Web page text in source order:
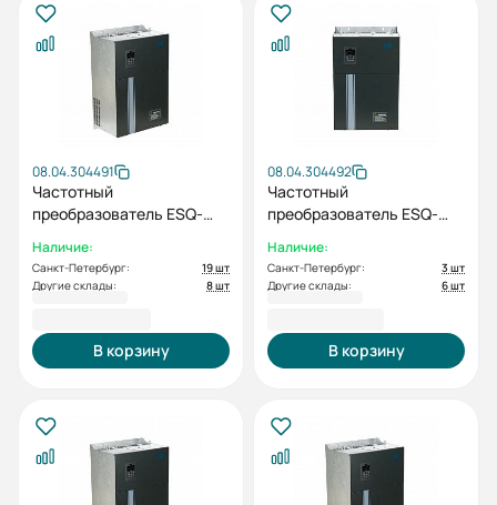
08.04.304491
Частотный
преобразователь ESQ-
Наличие:
Санкт-Петербург:
19 шт
Другие склады:
8 шт
В корзину
08.04.304492
Частотный
преобразователь ESQ-
Наличие:
Санкт-Петербург:
3 шт
Другие склады:
6 шт
В корзину